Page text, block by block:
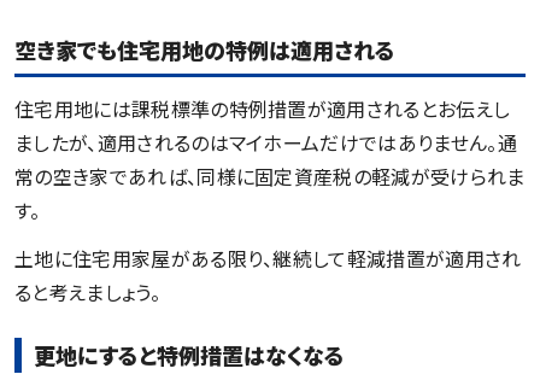
空き家でも住宅用地の特例は適用される
住宅用地には課税標準の特例措置が適用されるとお伝えし
ましたが、適用されるのはマイホームだけではありません。通
常の空き家であれば、同様に固定資産税の軽減が受けられま
す。
土地に住宅用家屋がある限り、継続して軽減措置が適用され
ると考えましょう。
更地にすると特例措置はなくなる